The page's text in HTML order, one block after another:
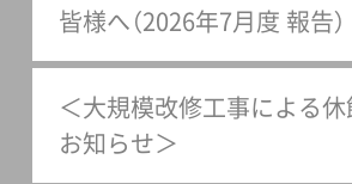
皆様へ（2026年7月度 報告）
＜大規模改修工事による休
お知らせ＞